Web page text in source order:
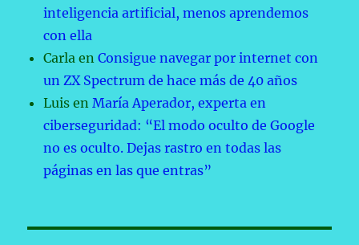
inteligencia artificial, menos aprendemos
con ella
Carla enConsigue navegar por internet con
un ZX Spectrum de hace más de 40 años
Luis enMaría Aperador, experta en
ciberseguridad: “El modo oculto de Google
no es oculto. Dejas rastro en todas las
páginas en las que entras”